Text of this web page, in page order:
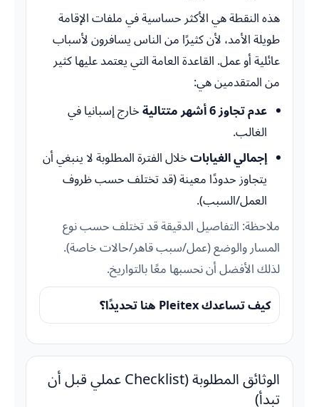
هذه النقطة هي الأكثر حساسية في ملفات الإقامة
طويلة الأمد، لأن كثيرًا من الناس يسافرون لأسباب
عائلية أو عمل. القاعدة العامة التي يعتمد عليها كثير
من المتقدمين هي:
عدم تجاوز 6 أشهر متتالية
خارج إسبانيا في
الغالب.
إجمالي الغيابات خلال الفترة المطلوبة لا ينبغي أن
يتجاوز حدودًا معينة (قد تختلف حسب ظروف
العمل/السبب).
ملاحظة: التفاصيل الدقيقة قد تختلف حسب نوع
المسار والوضع (عمل/سبب قاهر/حالات خاصة).
لذلك الأفضل أن نحسبها معًا بالتواريخ.
كيف تساعدك Pleitex هنا تحديدًا؟
الوثائق المطلوبة (Checklist عملي قبل أن
تبدأ)